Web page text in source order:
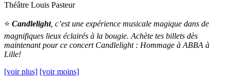
Théâtre Louis Pasteur
⭐ Candlelight, c’est une expérience musicale magique dans de
magnifiques lieux éclairés à la bougie. Achète tes billets dès
maintenant pour ce concert Candlelight : Hommage à ABBA à
Lille!
[voir plus] [voir moins]